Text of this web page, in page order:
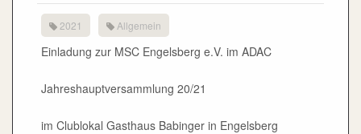
2021 Allgemein
Einladung zur MSC Engelsberg e.V. im ADAC
Jahreshauptversammlung 20/21
im Clublokal Gasthaus Babinger in Engelsberg